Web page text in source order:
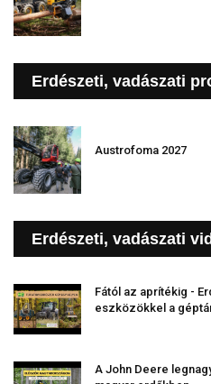
Erdészeti, vadászati
Austrofoma 2027
Erdészeti, vadászati
Fától az aprítékig -
eszközökkel a
A John Deere